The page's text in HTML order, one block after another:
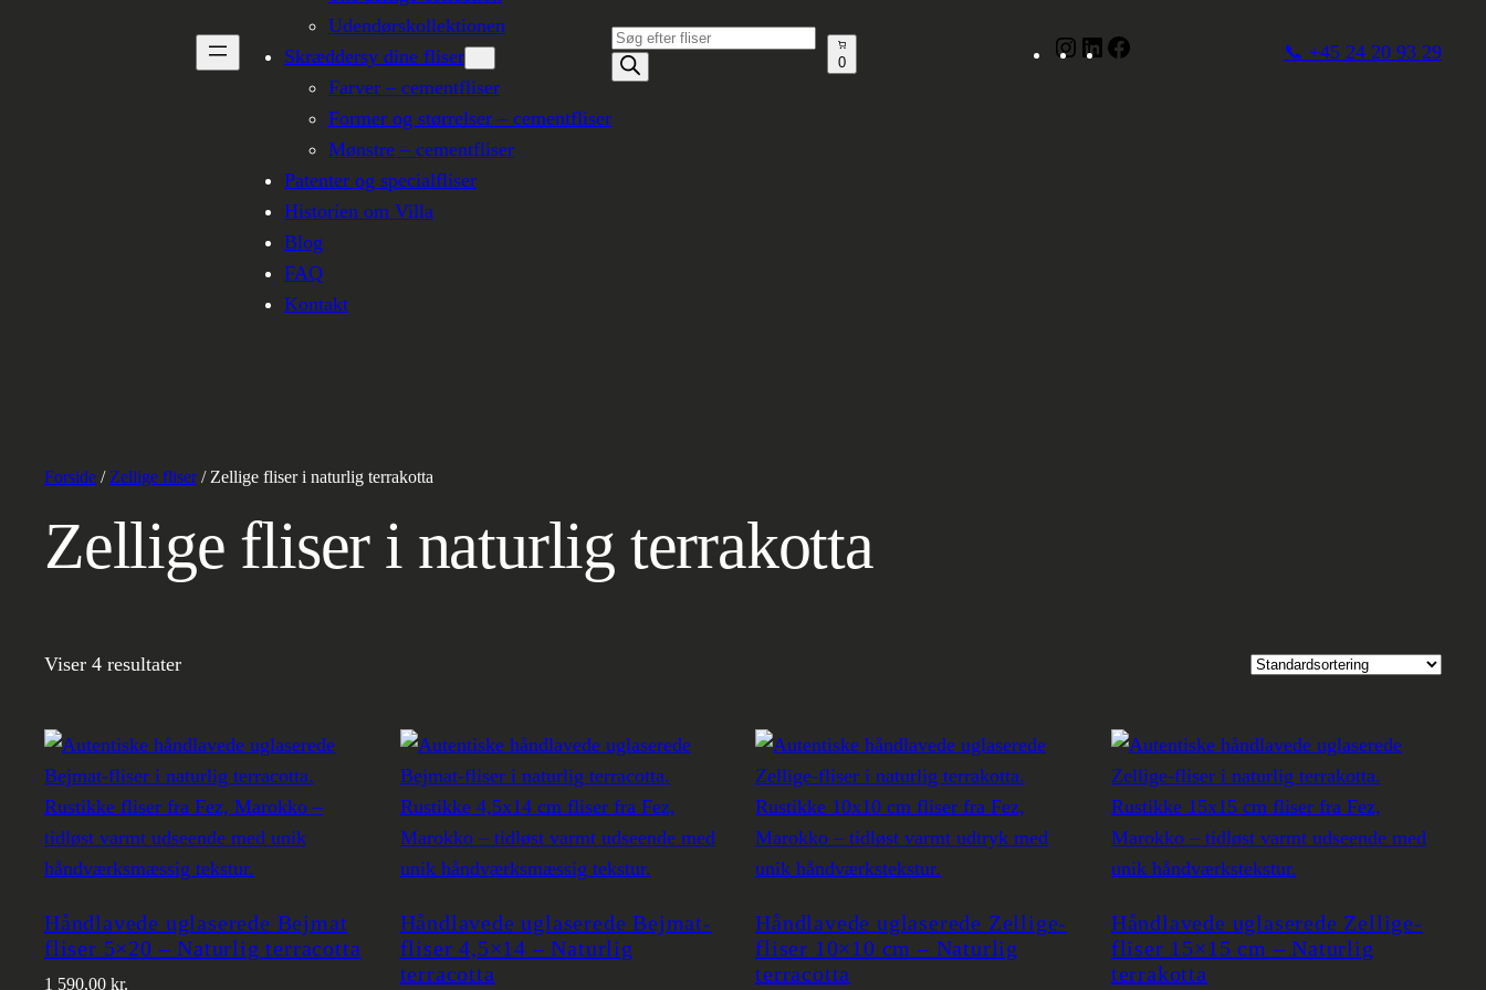
Udendørskollektionen
Skræddersy dine fliser
Farver – cementfliser
Former og størrelser – cementfliser
Mønstre – cementfliser
Patenter og specialfliser
Historien om Villa
Blog
FAQ
Kontakt
Produktsøgning
0
Instagram
LinkedIn 📞 +45 24 20 93 29
Forside / Zellige fliser/ Zellige fliser i naturlig terrakotta
Zellige fliser i naturlig terrakotta
Viser 4 resultater
Håndlavede uglaserede Bejmat
fliser 5×20 – Naturlig terracotta
1 590,00 kr.
Håndlavede uglaserede Bejmat-
fliser 4,5×14 – Naturlig
terracotta
Håndlavede uglaserede Zellige-
fliser 10×10 cm – Naturlig
terracotta
Håndlavede uglaserede Zellige-
fliser 15×15 cm – Naturlig
terrakotta